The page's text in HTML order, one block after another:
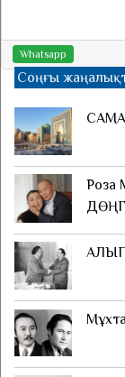
Whatsapp
Соңғы
Роза